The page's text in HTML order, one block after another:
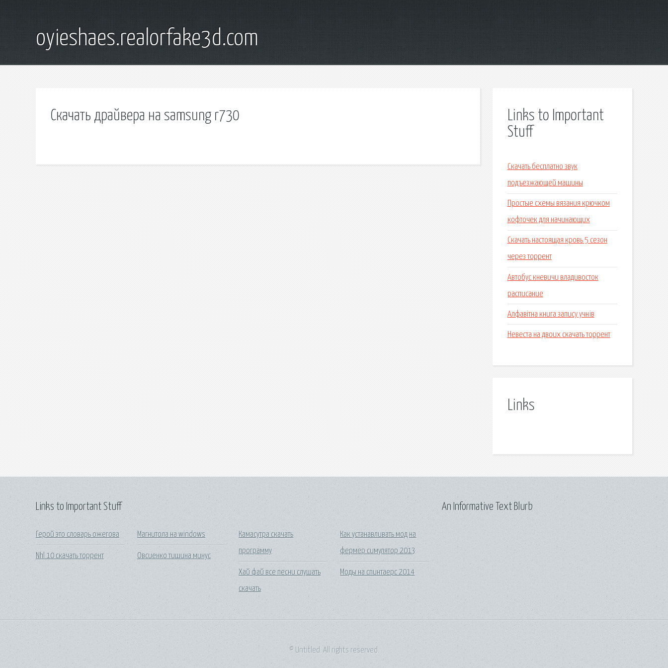
oyieshaes.realorfake3d.com
Скачать драйвера на samsung r730
Links to Important
Stuff
Скачать бесплатно звук
подъезжающей машины
Простые схемы вязания крючком
кофточек для начинающих
Скачать настоящая кровь 5 сезон
через торрент
Автобус кневичи владивосток
расписание
Алфавітна книга запису учнів
Невеста на двоих скачать торрент
Links
Links to Important Stuff
Герой это словарь ожегова
Nhl 10 скачать торрент
Магнитола на windows
Овсиенко тишина минус
Камасутра скачать
программу
Хай фай все песни слушать
скачать
Как устанавливать мод на
фермер симулятор 2013
Моды на спинтаерс 2014
An Informative Text Blurb
© Untitled. All rights reserved.